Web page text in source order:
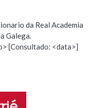
erro na palabra
da Real Academia
Galega.
[Consultado: <data>]